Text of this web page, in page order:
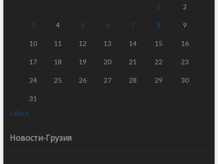
1 2
3 4 5 6 7 8 9
10 11 12 13 14 15 16
17 18 19 20 21 22 23
24 25 26 27 28 29 30
31
« Июл
Новости-Грузия